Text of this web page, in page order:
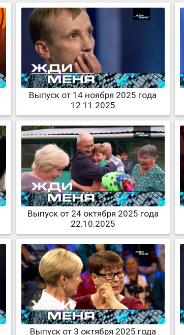
Выпуск от 14 ноября 2025 года
12.11.2025
Выпуск от 24 октября 2025 года
22.10.2025
Выпуск от 3 октября 2025 года